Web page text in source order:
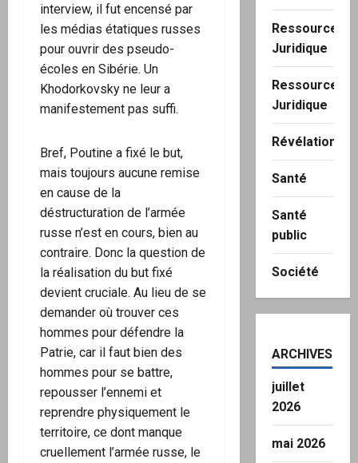
interview, il fut encensé par
les médias étatiques russes
pour ouvrir des pseudo-
écoles en Sibérie. Un
Khodorkovsky ne leur a
manifestement pas suffi.
Bref, Poutine a fixé le but,
mais toujours aucune remise
en cause de la
déstructuration de l’armée
russe n’est en cours, bien au
contraire. Donc la question de
la réalisation du but fixé
devient cruciale. Au lieu de se
demander où trouver ces
hommes pour défendre la
Patrie, car il faut bien des
hommes pour se battre,
repousser l’ennemi et
reprendre physiquement le
territoire, ce dont manque
cruellement l’armée russe, le
Ressource
Juridique
Ressource
Juridique
Révélation
Santé
Santé
public
Société
ARCHIVES
juillet
2026
mai 2026